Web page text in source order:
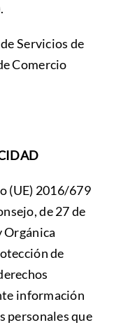
Servicios de
Comercio
(UE) 2016/679
de 27 de
Orgánica
de
información
personales que